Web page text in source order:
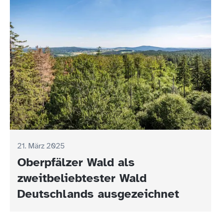
21. März 2025
Oberpfälzer Wald als
zweitbeliebtester Wald
Deutschlands ausgezeichnet